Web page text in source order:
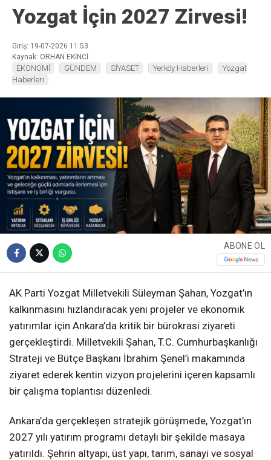
Yozgat İçin 2027 Zirvesi!
Giriş: 19-07-2026 11:53
Kaynak: ORHAN EKİNCİ
EKONOMİ GÜNDEM SİYASET Yerköy Haberleri
Yozgat
Haberleri
ABONE OL
AK Parti Yozgat Milletvekili Süleyman Şahan, Yozgat’ın
kalkınmasını hızlandıracak yeni projeler ve ekonomik
yatırımlar için Ankara’da kritik bir bürokrasi ziyareti
gerçekleştirdi. Milletvekili Şahan, T.C. Cumhurbaşkanlığı
Strateji ve Bütçe Başkanı İbrahim Şenel’i makamında
ziyaret ederek kentin vizyon projelerini içeren kapsamlı
bir çalışma toplantısı düzenledi.
Ankara’da gerçekleşen stratejik görüşmede, Yozgat’ın
2027 yılı yatırım programı detaylı bir şekilde masaya
yatırıldı. Şehrin altyapı, üst yapı, tarım, sanayi ve sosyal